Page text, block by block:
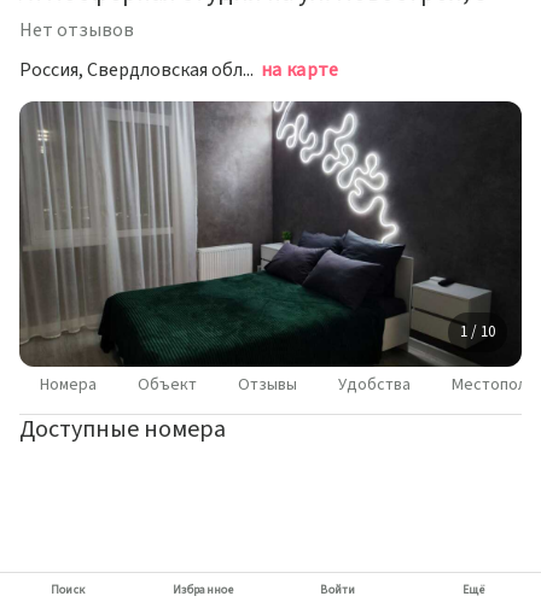
Нет отзывов
Россия, Свердловская область, Екатеринбург, улица Новостроя, 5 на карте
1 / 10
Номера Объект Отзывы Удобства
Доступные номера
Поиск Избранное Войти Ещё